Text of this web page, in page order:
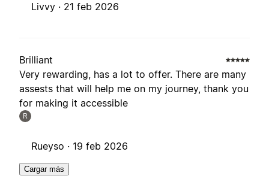
Livvy · 21 feb 2026
Brilliant
Very rewarding, has a lot to offer. There are many
assests that will help me on my journey, thank you
for making it accessible
R
Rueyso · 19 feb 2026
Cargar más